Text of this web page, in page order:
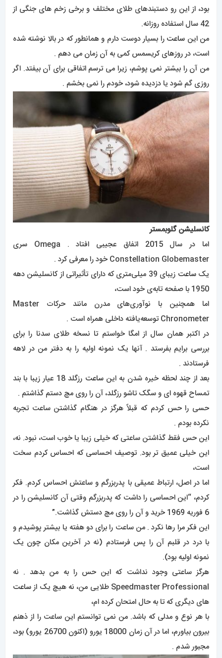
بود، از این رو دستبندهای طلای مختلف و برخی زخم های جنگی از
42 سال استفاده روزانه.
من این ساعت را بسیار دوست دارم و همانطور که در بالا نوشته شده
است، در روزهای کریسمس کمی به آن زمان می دهم .
من آن را بیشتر نمی پوشم، زیرا می ترسم اتفاقی برای آن بیفتد. اگر
روزی گم شود یا دزدیده شود، خودم را نمی بخشم .
کانسلیشن گلوبمستر
اما در سال 2015 اتفاق عجیبی افتاد . Omega سری
Constellation Globemaster خود را معرفی کرد .
یکساعت
زیبای 39 میلی‌متری که دارای تأثیراتی از کانسلیشن دهه
1950 با صفحه تابه‌ی خود است،
اما همچنین با نوآوری‌های مدرن مانند حرکات Master
Chronometer توسعه‌یافته داخلی همراه است .
در اکتبر همان سال از امگا خواستم تا نسخه طلای سدنا را برای
بررسی برایم بفرستد . آنها یک نمونه اولیه را به دفتر من در لاهه
فرستادند .
بعد از چند لحظه خیره شدن به اینساعت
رزگلد 18 عیار زیبا با بند
تمساح قهوه ای و سگک تاشو رزگلد، آن را روی مچ دستم گذاشتم .
حسی را حس کردم که قبلاً هرگز در هنگام گذاشتن ساعت تجربه
نکرده بودم .
این حس فقط گذاشتن ساعتی که خیلی زیبا یا خوب است، نبود. نه،
این خیلی عمیق تر بود. توصیف احساسی که احساس کردم سخت
است،
اما در اصل، ارتباط عمیقی با پدربزرگم و ساعتش احساس کردم. فکر
کردم، “این احساسی را داشت که پدربزرگم وقتی آن کانسلیشن را در
6 فوریه 1969 خرید و آن را روی مچ دستش گذاشت.”
این فکر مرا رها نکرد . من ساعت را برای دو هفته یا بیشتر پوشیدم و
با درد در قلبم آن را پس فرستادم (نه در آخرین مکان چون یک
نمونه اولیه بود).
هرگز ساعتی وجود نداشت که این حس را به من بدهد . نه
Speedmaster Professional طلایی من، نه هیچ یک از
ساعت
های دیگری که تا به حال امتحان کرده ام،
با هر نوع و مدلی که باشد. من نمی توانستم این ساعت را از ذهنم
بیرون بیاورم، اما در آن زمان 18000 یورو (اکنون 26700 یورو) بود،
مجبور شدم .